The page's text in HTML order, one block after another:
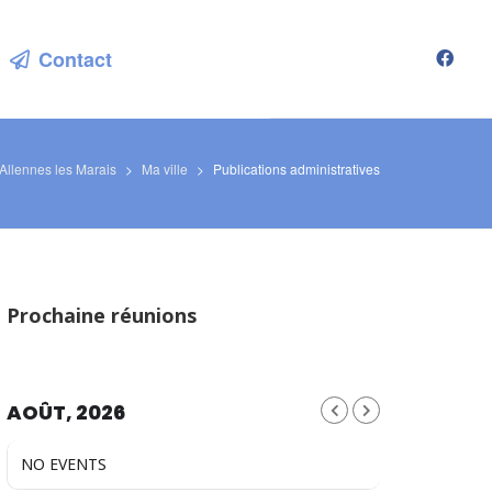
Contact
Allennes les Marais > Ma ville > Publications administratives
Prochaine réunions
AOÛT, 2026
NO EVENTS